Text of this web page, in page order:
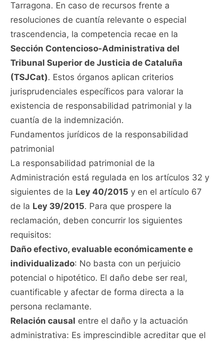
Tarragona. En caso de recursos frente a
resoluciones de cuantía relevante o especial
trascendencia, la competencia recae en la
Sección Contencioso-Administrativa del
Tribunal Superior de Justicia de Cataluña
(TSJCat). Estos órganos aplican criterios
jurisprudenciales específicos para valorar la
existencia de responsabilidad patrimonial y la
cuantía de la indemnización.
Fundamentos jurídicos de la responsabilidad
patrimonial
La responsabilidad patrimonial de la
Administración está regulada en los artículos 32 y
siguientes de la Ley 40/2015 y en el artículo 67
de la Ley 39/2015. Para que prospere la
reclamación, deben concurrir los siguientes
requisitos:
Daño efectivo, evaluable económicamente e
individualizado: No basta con un perjuicio
potencial o hipotético. El daño debe ser real,
cuantificable y afectar de forma directa a la
persona reclamante.
Relación causal entre el daño y la actuación
administrativa: Es imprescindible acreditar que el